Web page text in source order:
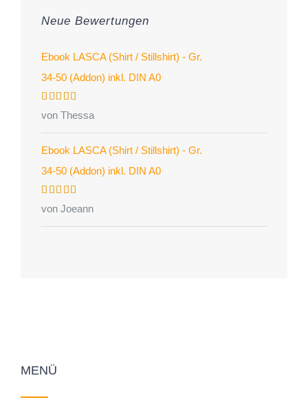
Neue Bewertungen
Ebook LASCA (Shirt / Stillshirt) - Gr.
34-50 (Addon) inkl. DIN A0
Bewertet
mit von 5
von Thessa
Ebook LASCA (Shirt / Stillshirt) - Gr.
34-50 (Addon) inkl. DIN A0
Bewertet
mit 5von 5
von Joeann
MENÜ